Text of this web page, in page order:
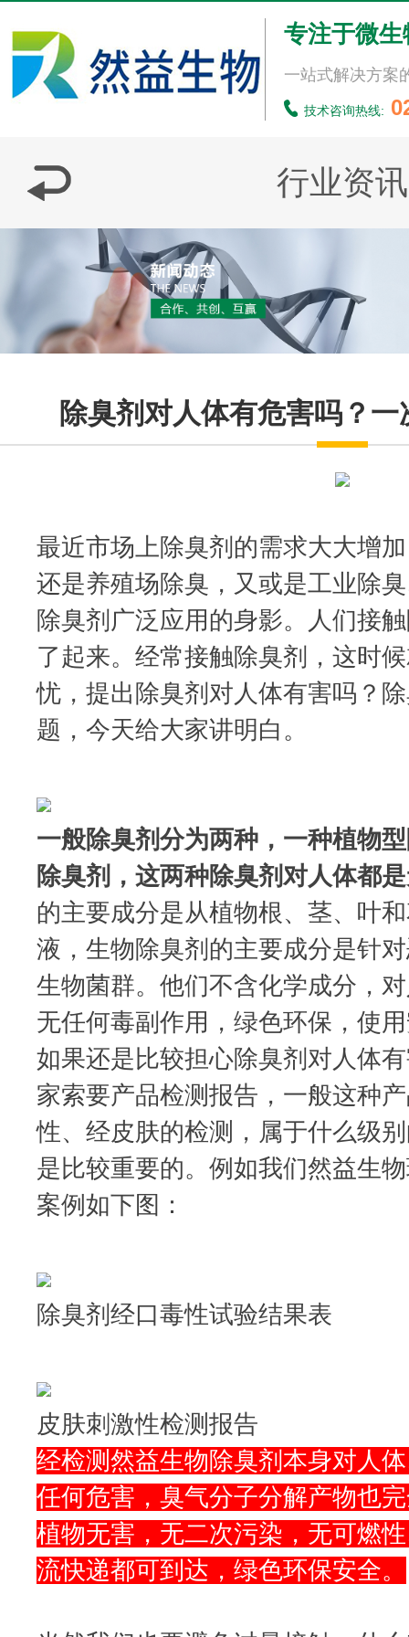
专注于微
一站式解决方案
技术咨询热线:
行业资讯
除臭剂对人体有危害吗？
最近市场上除臭剂的需求大大增
还是养殖场除臭，又或是工业除
除臭剂广泛应用的身影。人们接
了起来。经常接触除臭剂，这时
忧，提出除臭剂对人体有害吗？
题，今天给大家讲明白。
一般除臭剂分为两种，一种植物
除臭剂，这两种除臭剂对人体都
的主要成分是从植物根、茎、叶
液，生物除臭剂的主要成分是针
生物菌群。他们不含化学成分，
无任何毒副作用，绿色环保，使
如果还是比较担心除臭剂对人体
家索要产品检测报告，一般这种
性、经皮肤的检测，属于什么级
是比较重要的。例如我们然益生
案例如下图：
除臭剂经口毒性试验结果表
皮肤刺激性检测报告
经检测然益生物除臭剂本身对人
任何危害，臭气分子分解产物也
植物无害，无二次污染，无可燃
流快递都可到达，绿色环保安全。